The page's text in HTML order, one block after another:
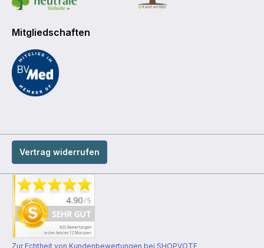
Mitgliedschaften
Vertrag widerrufen
Zur Echtheit von Kundenbewertungen bei SHOPVOTE